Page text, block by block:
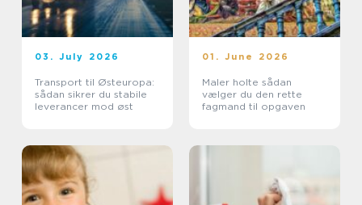
03. July 2026
Transport til Østeuropa:
sådan sikrer du stabile
leverancer mod øst
01. June 2026
Maler holte sådan
vælger du den rette
fagmand til opgaven